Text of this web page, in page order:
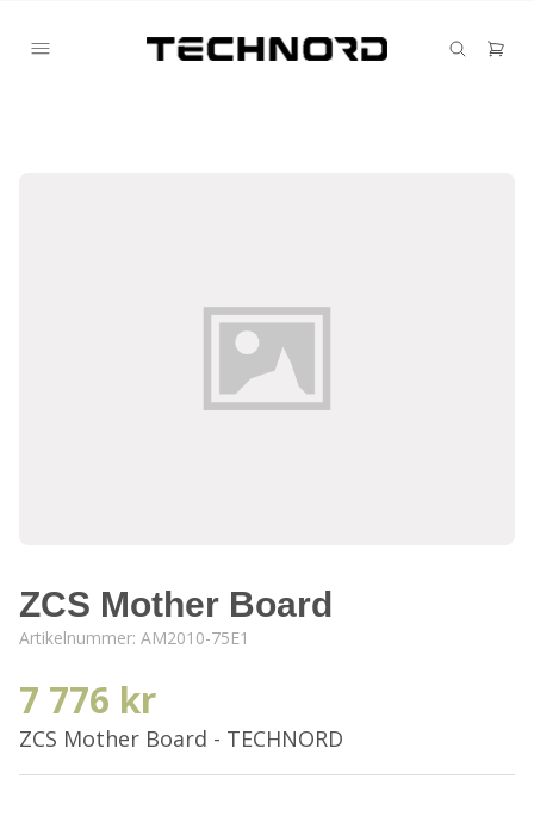
ZCS Mother Board
Artikelnummer: AM2010-75E1
7 776 kr
ZCS Mother Board - TECHNORD